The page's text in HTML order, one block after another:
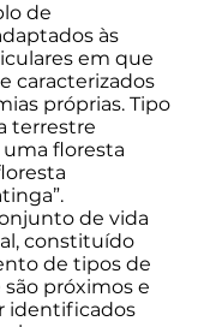
de
às
em que
caracterizados
próprias. Tipo
terrestre
floresta
de vida
constituído
de tipos de
próximos e
identificados